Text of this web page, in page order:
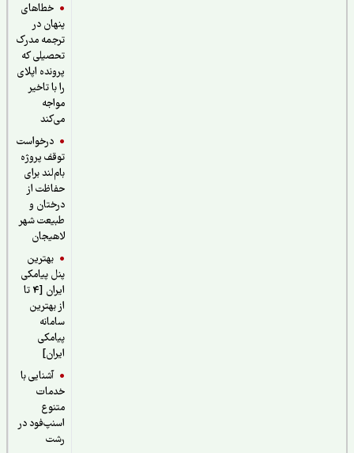
خطاهای
پنهان در
ترجمه مدرک
تحصیلی که
پرونده اپلای
را با تاخیر
درخواست
توقف پروژه
بام‌لند برای
حفاظت از
درختان و
طبیعت شهر
لاهیجان
بهترین
پنل پیامکی
ایران [4 تا
از بهترین
سامانه
پیامکی
آشنایی با
خدمات
اسنپ‌فود در